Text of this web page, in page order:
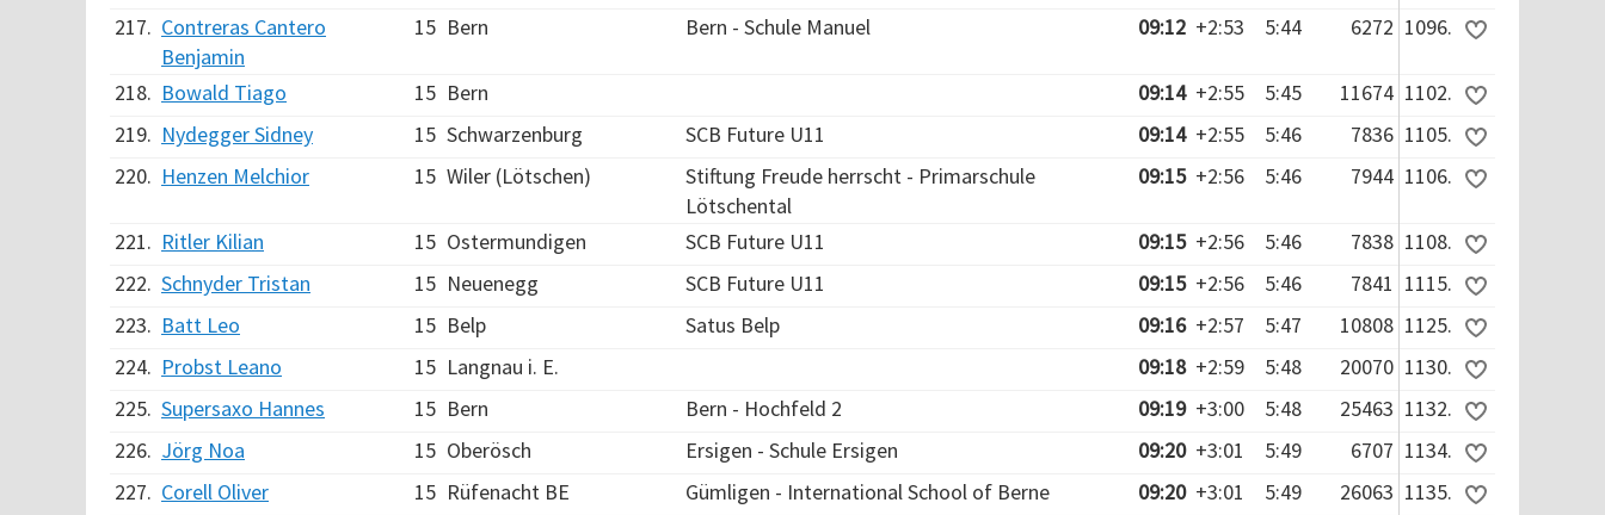
217. Contreras Cantero
Benjamin
15 Bern Bern - Schule Manuel 09:12 +2:53 5:44 6272 1096.
218. Bowald Tiago 15 Bern 09:14 +2:55 5:45 11674 1102.
219. Nydegger Sidney 15 Schwarzenburg SCB Future U11 09:14 +2:55 5:46 7836 1105.
220. Henzen Melchior 15 Wiler (Lötschen)
Stiftung Freude herrscht - Primarschule
Lötschental
09:15 +2:56 5:46 7944 1106.
221. Ritler Kilian 15 Ostermundigen SCB Future U11 09:15 +2:56 5:46 7838 1108.
222. Schnyder Tristan 15 Neuenegg SCB Future U11 09:15 +2:56 5:46 7841 1115.
223. Batt Leo 15 Belp Satus Belp 09:16 +2:57 5:47 10808 1125.
224. Probst Leano 15 Langnau i. E. 09:18 +2:59 5:48 20070 1130.
225. Supersaxo Hannes 15 Bern Bern - Hochfeld 2 09:19 +3:00 5:48 25463 1132.
226. Jörg Noa 15 Oberösch Ersigen - Schule Ersigen 09:20 +3:01 5:49 6707 1134.
227. Corell Oliver 15 Rüfenacht BE Gümligen - International School of Berne 09:20 +3:01 5:49 26063 1135.